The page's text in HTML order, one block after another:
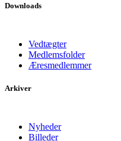
Downloads
Vedtægter
Medlemsfolder
Æresmedlemmer
Arkiver
Nyheder
Billeder